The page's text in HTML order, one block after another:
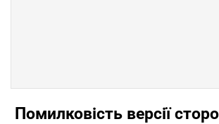
Помилковість версії